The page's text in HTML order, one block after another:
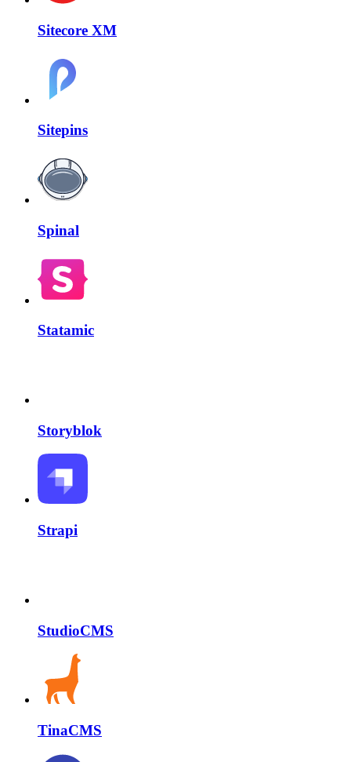
Sitecore XM
Sitepins
Spinal
Statamic
Storyblok
Strapi
StudioCMS
TinaCMS